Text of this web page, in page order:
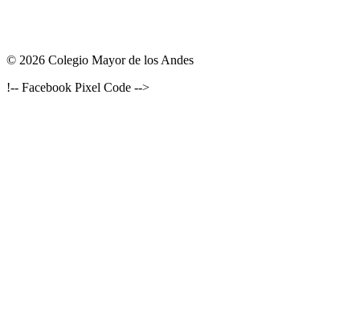
© 2026 Colegio Mayor de los Andes
!-- Facebook Pixel Code -->